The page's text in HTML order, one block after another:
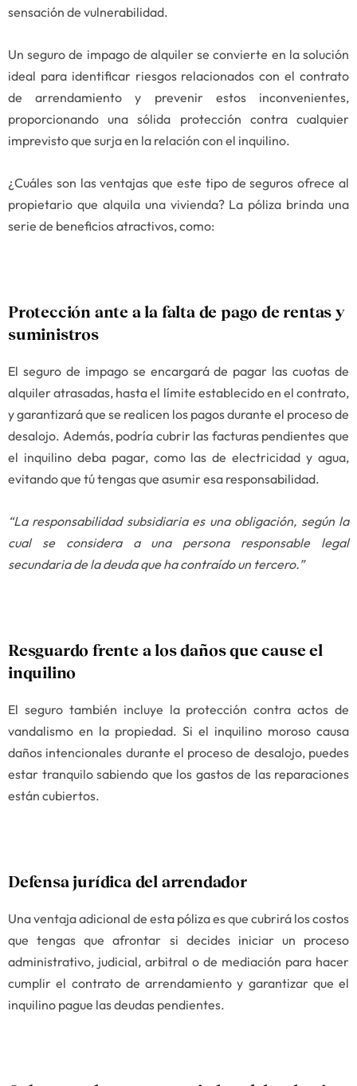
sensación de vulnerabilidad.
Un seguro de impago de alquiler se convierte en la solución
ideal para identificar riesgos relacionados con el contrato
de arrendamiento y prevenir estos inconvenientes,
proporcionando una sólida protección contra cualquier
imprevisto que surja en la relación con el inquilino.
¿Cuáles son las ventajas que este tipo de seguros ofrece al
propietario que alquila una vivienda? La póliza brinda una
serie de beneficios atractivos, como:
Protección ante a la falta de pago de rentas y
suministros
El seguro de impago se encargará de pagar las cuotas de
alquiler atrasadas, hasta el límite establecido en el contrato,
y garantizará que se realicen los pagos durante el proceso de
desalojo. Además, podría cubrir las facturas pendientes que
el inquilino deba pagar, como las de electricidad y agua,
evitando que tú tengas que asumir esa responsabilidad.
“La responsabilidad subsidiaria es una obligación, según la
cual se considera a una persona responsable legal
secundaria de la deuda que ha contraído un tercero.”
Resguardo frente a los daños que cause el
inquilino
El seguro también incluye la protección contra actos de
vandalismo en la propiedad. Si el inquilino moroso causa
daños intencionales durante el proceso de desalojo, puedes
estar tranquilo sabiendo que los gastos de las reparaciones
están cubiertos.
Defensa jurídica del arrendador
Una ventaja adicional de esta póliza es que cubrirá los costos
que tengas que afrontar si decides iniciar un proceso
administrativo, judicial, arbitral o de mediación para hacer
cumplir el contrato de arrendamiento y garantizar que el
inquilino pague las deudas pendientes.